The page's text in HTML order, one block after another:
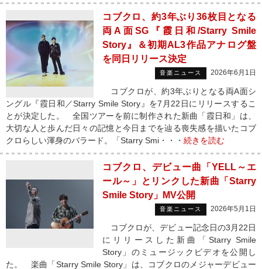
コブクロ、約3年ぶり36枚目となる
両A面SG『霞日和/Starry Smile
Story』＆初期AL3作品アナログ盤
を同日リリース決定
音楽ニュース 2026年6月1日
コブクロが、約3年ぶりとなる両A面シ
ングル『霞日和／Starry Smile Story』を7月22日にリリースするこ
とが決定した。 全国ツアーを前に制作された新曲「霞日和」は、
大切な人と歩んだ日々の記憶と今日までを辿る喪失感を描いたコブ
クロらしい渾身のバラード。「Starry Smi・・・ 続きを読む
コブクロ、デビュー曲「YELL～エ
ール～」とリンクした新曲「Starry
Smile Story」MV公開
音楽ニュース 2026年5月1日
コブクロが、デビュー記念日の3月22日
にリリースした新曲「Starry Smile
Story」のミュージックビデオを公開し
た。 楽曲「Starry Smile Story」は、コブクロのメジャーデビュー